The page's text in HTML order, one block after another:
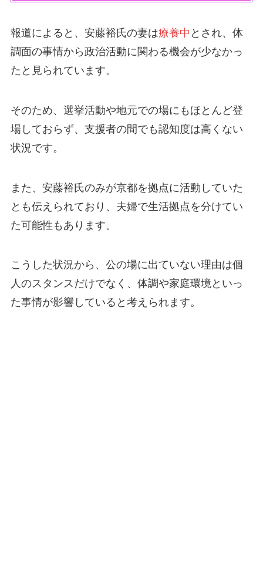
報道によると、安藤裕氏の妻は療養中 とされ、体
調面の事情から政治活動に関わる機会が少なかっ
たと見られています。
そのため、選挙活動や地元での場にもほとんど登
場しておらず、支援者の間でも認知度は高くない
状況です。
また、安藤裕氏のみが京都を拠点に活動していた
とも伝えられており、夫婦で生活拠点を分けてい
た可能性もあります。
こうした状況から、公の場に出ていない理由は個
人のスタンスだけでなく、体調や家庭環境といっ
た事情が影響していると考えられます。